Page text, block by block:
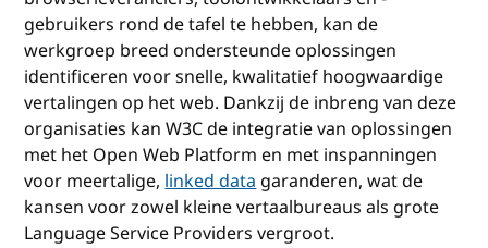
gebruikers rond de tafel te hebben, kan de
werkgroep breed ondersteunde oplossingen
identificeren voor snelle, kwalitatief hoogwaardige
vertalingen op het web. Dankzij de inbreng van deze
organisaties kan W3C de integratie van oplossingen
met het Open Web Platform en met inspanningen
voor meertalige,linked datagaranderen, wat de
kansen voor zowel kleine vertaalbureaus als grote
Language Service Providers vergroot.